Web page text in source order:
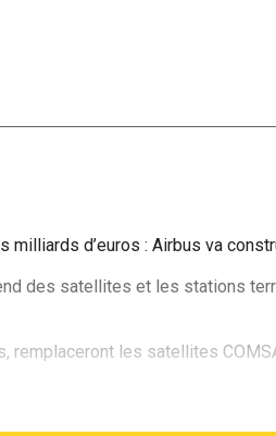
milliards d’euros : Airbus va
des satellites et les stations
remplaceront les satellites